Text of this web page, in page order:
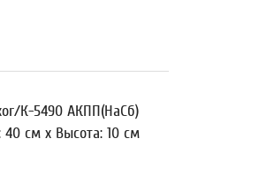
К-5490 АКПП(НаСб)
см x Высота: 10 см